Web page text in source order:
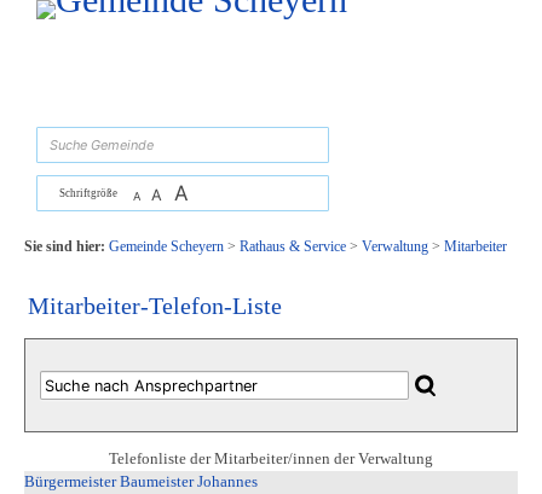
Zum Inhalt, zur Navigationoder zur Startseite springen.
Schriftgröße A A A
Sie sind hier: Gemeinde Scheyern> Rathaus & Service> Verwaltung> Mitarbeiter
Mitarbeiter-Telefon-Liste
Telefonliste der Mitarbeiter/innen der Verwaltung
Bürgermeister Baumeister Johannes